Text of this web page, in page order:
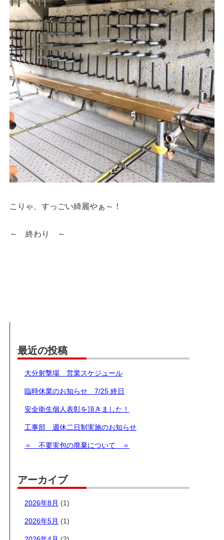
こりゃ、すっごい綺麗やぁ～！
～ 終わり ～
最近の投稿
大分射撃場 営業スケジュール
臨時休業のお知らせ 7/25 終日
安全衛生個人表彰を頂きました！
工事部 週休二日制実施のお知らせ
＝ 不要実包の廃棄について ＝
アーカイブ
2026年8月 (1)
2026年5月 (1)